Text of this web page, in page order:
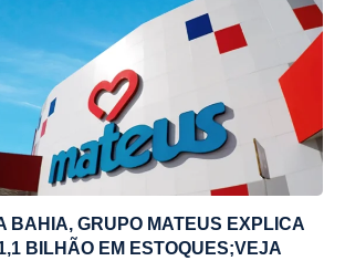
BAHIA, GRUPO MATEUS EXPLICA
BILHÃO EM ESTOQUES;VEJA